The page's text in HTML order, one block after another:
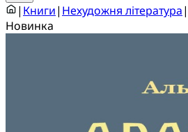
| Книги| Нехудожня література|
Новинка